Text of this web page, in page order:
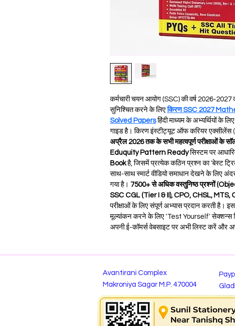
कर्मचारी चयन आयोग (SSC) की वर्ष 2026-2027
सुनिश्चित करने के लिए किरण SSC 2027
Solved Papers हिंदी माध्यम के अभ्यर्थियों के
गाइड है। किरण इंस्टीट्यूट ऑफ करियर एक्सीलेंस
अप्रैल 2026 तक के सभी महत्वपूर्ण परीक्षाओं के
Eduquity Pattern Ready सिस्टम पर
Book है, जिसमें प्रत्येक कठिन प्रश्न का 'बेस्ट
साथ-साथ स्मार्ट वीडियो समाधान देखने के लिए
गया है। 7500+ से अधिक वस्तुनिष्ठ प्रश्नों
SSC CGL (Tier I & II), CPO, CHSL, MTS,
परीक्षाओं के लिए संपूर्ण अभ्यास प्रदान करती
मूल्यांकन करने के लिए 'Test Yourself' सेक्शन्स
अपनी ई-कॉमर्स वेबसाइट पर अभी लिस्ट करें और
Avantirani Complex
Makroniya Sagar M.P. 470004